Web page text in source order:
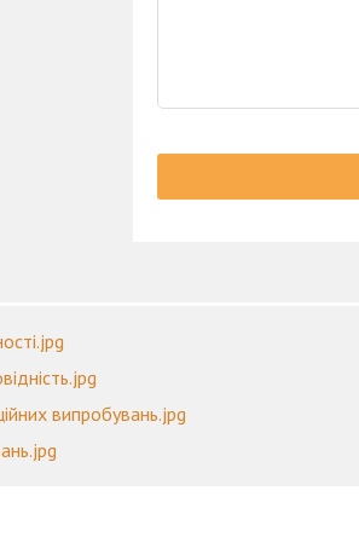
випробувань.jpg